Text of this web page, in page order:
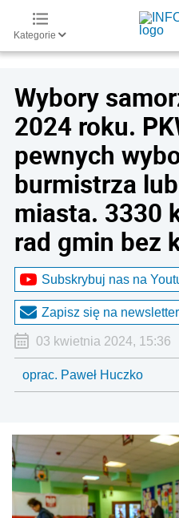
Kategorie
Wybory
2024 roku.
pewnych
burmistrza
miasta. 3330
rad gmin bez
Subskrybuj nas na
Zapisz się na newsletter
03 kwietnia 2024, 15:36
oprac. Paweł Huczko